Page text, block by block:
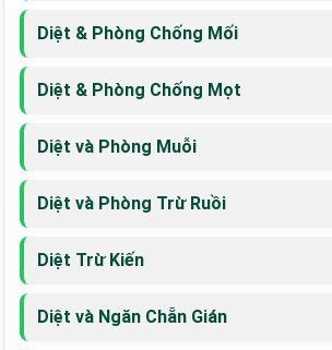
Diệt & Phòng Chống Mối
Diệt & Phòng Chống Mọt
Diệt và Phòng Muỗi
Diệt và Phòng Trừ Ruồi
Diệt Trừ Kiến
Diệt và Ngăn Chẵn Gián